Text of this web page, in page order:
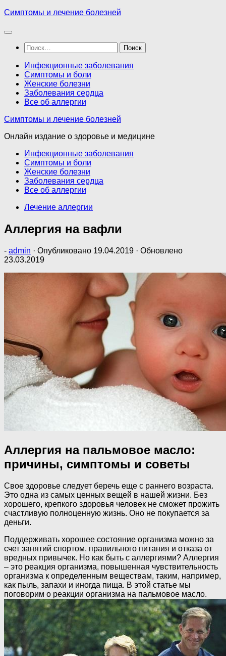
Перейти
содержимому
Симптомы и лечение болезней
Найти:
Инфекционные заболевания
Симптомы и боли
Женские болезни
Заболевания сердца
Все об аллергии
Симптомы и лечение болезней
Онлайн издание о здоровье и медицине
Инфекционные заболевания
Симптомы и боли
Женские болезни
Заболевания сердца
Все об аллергии
Лечение аллергии
Аллергия на вафли
- admin · Опубликовано 19.04.2019 · Обновлено
23.03.2019
Аллергия на пальмовое масло:
причины, симптомы и советы
Свое здоровье следует беречь еще с раннего возраста.
Это одна из самых ценных вещей в нашей жизни. Без
хорошего, крепкого здоровья человек не сможет прожить
счастливую полноценную жизнь. Оно не покупается за
деньги.
Поддерживать хорошее состояние организма можно за
счет занятий спортом, правильного питания и отказа от
вредных привычек. Но как быть с аллергиями? Аллергия
– это реакция организма, повышенная чувствительность
организма к определенным веществам, таким, например,
как пыль, запахи и иногда пища. В этой статье мы
поговорим о реакции организма на пальмовое масло.